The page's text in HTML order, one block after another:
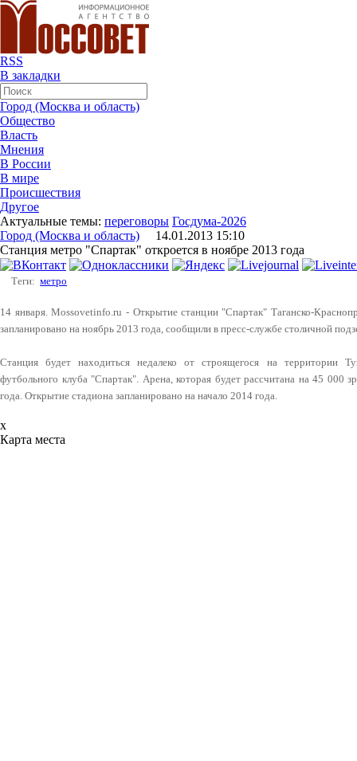
RSS
В закладки
Город (Москва и область)
Общество
Власть
Мнения
В России
В мире
Происшествия
Другое
Актуальные темы: переговоры Госдума-2026
Город (Москва и область) 14.01.2013 15:10
Станция метро "Спартак" откроется в ноябре 2013 года
Теги: метро
14 января. Mossovetinfo.ru - Открытие станции "Спартак" Таганско-
запланировано на ноябрь 2013 года, сообщили в пресс-службе столичной
Станция будет находиться недалеко от строящегося на территории
футбольного клуба "Спартак". Арена, которая будет рассчитана на 45 000
года. Открытие стадиона запланировано на начало 2014 года.
x
Карта места